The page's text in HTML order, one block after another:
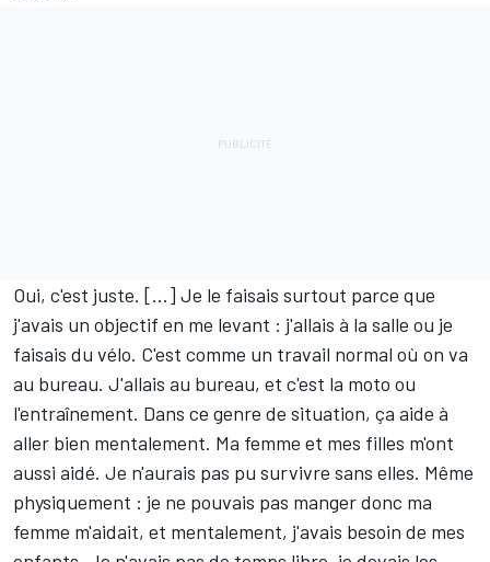
Oui, c'est juste. [...] Je le faisais surtout parce que
j'avais un objectif en me levant : j'allais à la salle ou je
faisais du vélo. C'est comme un travail normal où on va
au bureau. J'allais au bureau, et c'est la moto ou
l'entraînement. Dans ce genre de situation, ça aide à
aller bien mentalement. Ma femme et mes filles m'ont
aussi aidé. Je n'aurais pas pu survivre sans elles. Même
physiquement : je ne pouvais pas manger donc ma
femme m'aidait, et mentalement, j'avais besoin de mes